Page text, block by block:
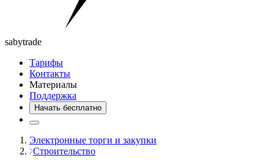
sabytrade
Тарифы
Контакты
Материалы
Поддержка
Начать бесплатно
Электронные торги и закупки
Строительство